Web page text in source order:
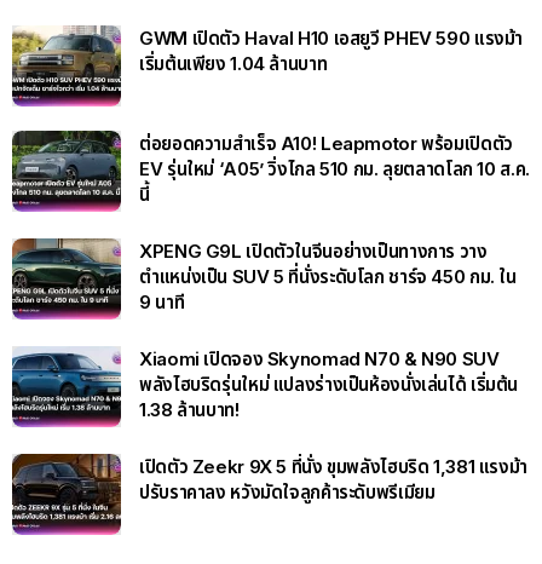
GWM เปิดตัว Haval H10 เอสยูวี PHEV 590 แรงม้า
เริ่มต้นเพียง 1.04 ล้านบาท
ต่อยอดความสำเร็จ A10! Leapmotor พร้อมเปิดตัว
EV รุ่นใหม่ ‘A05’ วิ่งไกล 510 กม. ลุยตลาดโลก 10 ส.ค.
นี้
XPENG G9L เปิดตัวในจีนอย่างเป็นทางการ วาง
ตำแหน่งเป็น SUV 5 ที่นั่งระดับโลก ชาร์จ 450 กม. ใน
9 นาที
Xiaomi เปิดจอง Skynomad N70 & N90 SUV
พลังไฮบริดรุ่นใหม่ แปลงร่างเป็นห้องนั่งเล่นได้ เริ่มต้น
1.38 ล้านบาท!
เปิดตัว Zeekr 9X 5 ที่นั่ง ขุมพลังไฮบริด 1,381 แรงม้า
ปรับราคาลง หวังมัดใจลูกค้าระดับพรีเมียม